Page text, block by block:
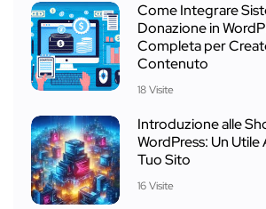
Come Integrare
Donazione in
Completa per
Contenuto
18 Visite
Introduzione alle
WordPress: Un Utile
Tuo Sito
16 Visite